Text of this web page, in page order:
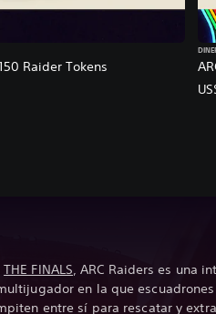
Raider Tokens
THE FINALS, ARC Raiders es una
en la que
entre sí para rescatar y